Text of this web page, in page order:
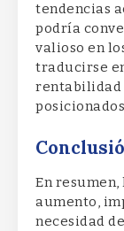
tendencias
podría
valioso en
traducirse
rentabilidad
En
aumento,
necesidad